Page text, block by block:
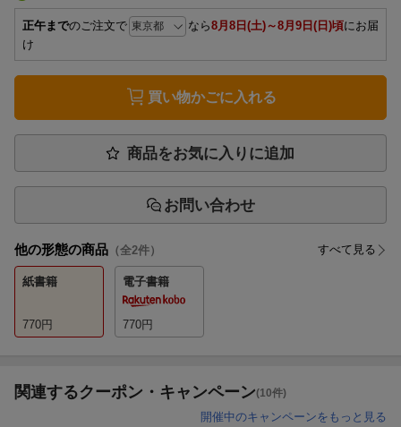
正午までのご注文で なら8月8日(土)～8月9日(日)頃にお届
け
買い物かごに入れる
商品をお気に入りに追加
お問い合わせ
他の形態の商品 （全2件） すべて見る
紙書籍
770円
電子書籍
770円
関連するクーポン・キャンペーン(10件)
開催中のキャンペーンをもっと見る